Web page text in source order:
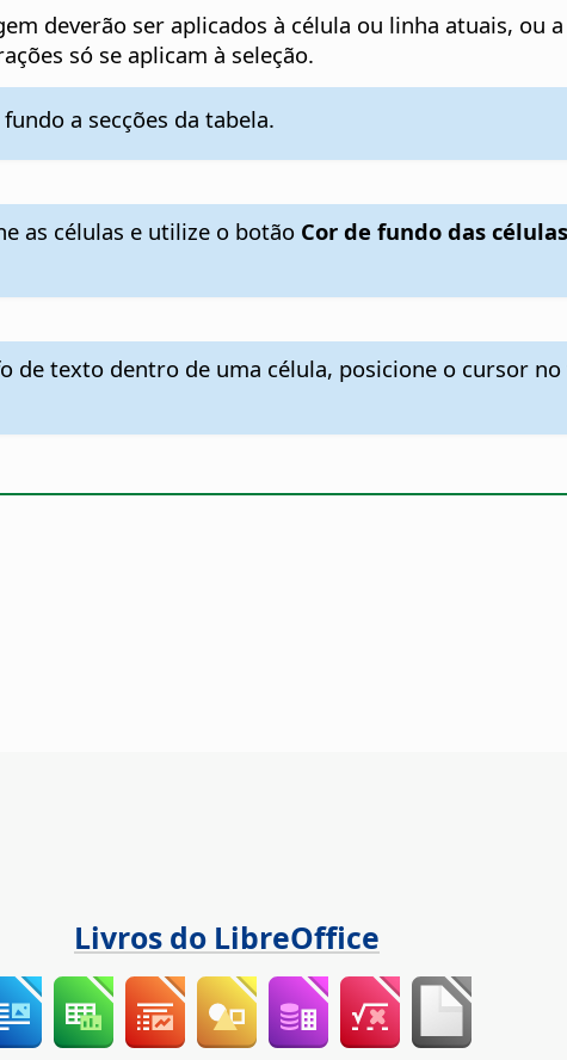
deverão ser aplicados à célula ou linha atuais, ou
só se aplicam à seleção.
a secções da tabela.
as células e utilize o botão Cor de fundo das
de texto dentro de uma célula, posicione o cursor
Livros do LibreOffice